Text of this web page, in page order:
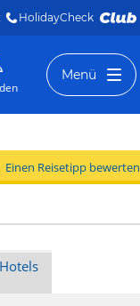
HolidayCheck
Menü
Einen Reisetipp bewerten
Hotels